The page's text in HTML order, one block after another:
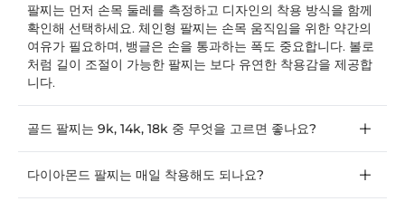
팔찌는 먼저 손목 둘레를 측정하고 디자인의 착용 방식을 함께
확인해 선택하세요. 체인형 팔찌는 손목 움직임을 위한 약간의
여유가 필요하며, 뱅글은 손을 통과하는 폭도 중요합니다. 볼로
처럼 길이 조절이 가능한 팔찌는 보다 유연한 착용감을 제공합
니다.
골드 팔찌는 9k, 14k, 18k 중 무엇을 고르면 좋나요?
다이아몬드 팔찌는 매일 착용해도 되나요?